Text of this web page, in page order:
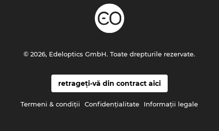
retrageți-vă din contract aici
Termeni & condiţii Confidenţialitate Informaţii legale
© 2026, Edeloptics GmbH. Toate drepturile rezervate.